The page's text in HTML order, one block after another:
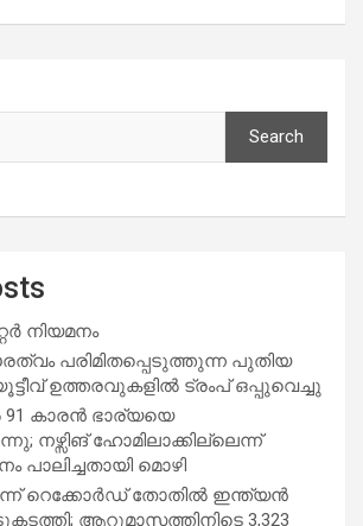
Search
നിയമനം
പരിമിതപ്പെടുത്തുന്ന പുതിയ
ഉത്തരവുകളിൽ ട്രംപ് ഒപ്പുവെച്ചു
കാരൻ ഭാര്യയെ
നഴ്സിങ് ഹോമിലാക്കില്ലെന്ന്
പാലിച്ചതായി മൊഴി
റെക്കോർഡ് തോതിൽ ഇന്ത്യൻ
ആറുമാസത്തിനിടെ 3,323